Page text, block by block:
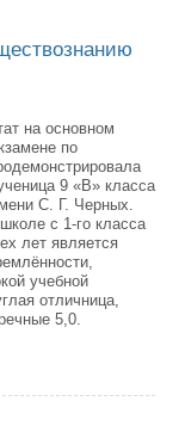
на основном
по
9 «В» класса
С. Г. Черных.
с 1-го класса
лет является
учебной
отличница,
5,0.